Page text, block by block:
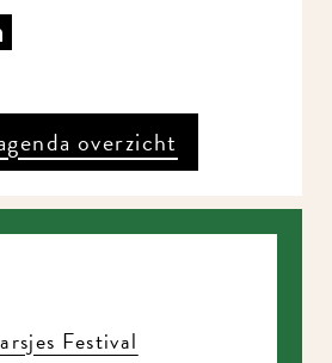
overzicht
Festival